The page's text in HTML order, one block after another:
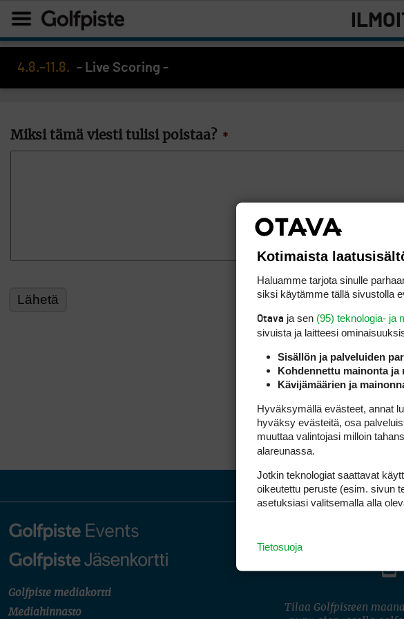
4.8.–11.8. - Live Scoring -
Miksi tämä viesti tulisi poistaa? *
Golfpiste mediakortti
Mediahinnasto
Tilaa Golfpisteen
Kotimaista
Haluamme tarjota sinulle
siksi käytämme tällä sivustolla
Otava ja sen (95) teknologia- ja
sivuista ja laitteesi
Sisällön ja palveluiden
Kohdennettu mainonta ja
Kävijämäärien ja
Hyväksymällä evästeet, annat
hyväksy evästeitä, osa
muuttaa valintojasi milloin
alareunassa.
Jotkin teknologiat saattavat
oikeutettu peruste (esim. sivun
asetuksiasi valitsemalla alla
Tietosuoja